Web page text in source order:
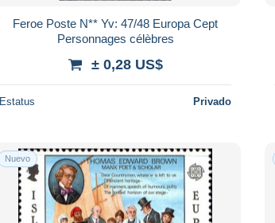
Feroe Poste N** Yv: 47/48 Europa Cept
Personnages célèbres
± 0,28 US$
Estatus Privado
Nuevo